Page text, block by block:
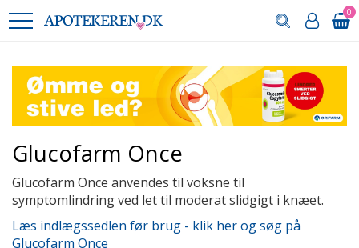
0
Glucofarm Once
Glucofarm Once anvendes til voksne til
symptomlindring ved let til moderat slidgigt i knæet.
Læs indlægssedlen før brug - klik her og søg på
Glucofarm Once